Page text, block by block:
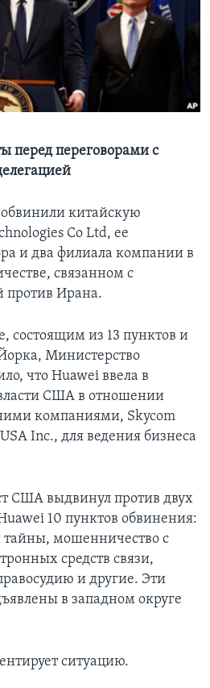
перед переговорами с
китайскую
Co Ltd, ее
и два филиала компании в
связанном с
Ирана.
состоящим из 13 пунктов и
Министерство
что Huawei ввела в
США в отношении
компаниями, Skycom
Inc., для ведения бизнеса
США выдвинул против двух
10 пунктов обвинения:
мошенничество с
средств связи,
и другие. Эти
в западном округе
ситуацию.